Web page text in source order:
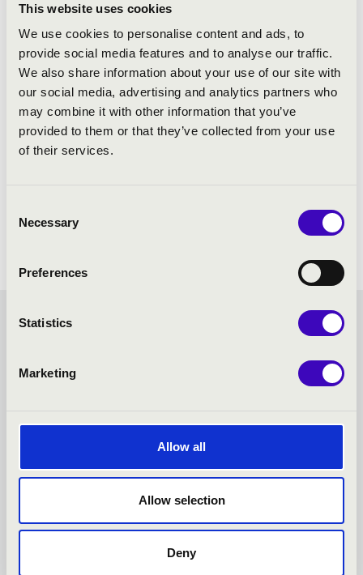
This website uses cookies
We use cookies to personalise content and ads, to
provide social media features and to analyse our traffic.
We also share information about your use of our site with
our social media, advertising and analytics partners who
may combine it with other information that you’ve
provided to them or that they’ve collected from your use
of their services.
Selection
Necessary
Preferences
Statistics
Marketing
Allow all
Allow selection
Deny
FILHARMÓNIA BÉRLET -
MISKOLC - TOVÁBBI